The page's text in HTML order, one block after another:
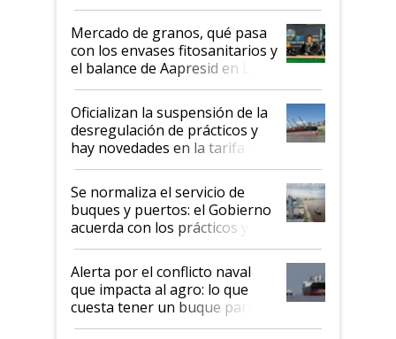
Mercado de granos, qué pasa
con los envases fitosanitarios y
el balance de Aapresid en La
Posta
Oficializan la suspensión de la
desregulación de prácticos y
hay novedades en la tarifa de
la hidrovía
Se normaliza el servicio de
buques y puertos: el Gobierno
acuerda con los prácticos y
suspende el decreto de
desregulación
Alerta por el conflicto naval
que impacta al agro: lo que
cuesta tener un buque parado
y el peligro de que Argentina